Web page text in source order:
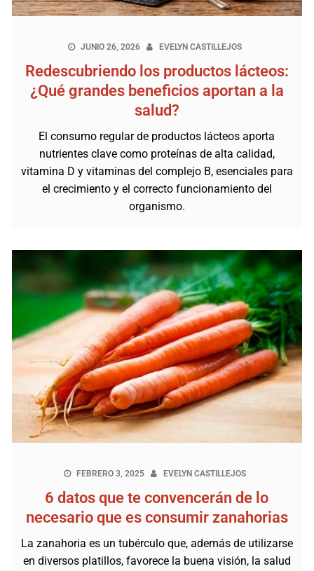
JUNIO 26, 2026 EVELYN CASTILLEJOS
Redescubriendo los productos lácteos:
¿Qué grandes beneficios aportan a la
salud?
El consumo regular de productos lácteos aporta
nutrientes clave como proteínas de alta calidad,
vitamina D y vitaminas del complejo B, esenciales para
el crecimiento y el correcto funcionamiento del
organismo.
FEBRERO 3, 2025 EVELYN CASTILLEJOS
6 datos que te convencerán de lo
necesario que es consumir zanahorias
La zanahoria es un tubérculo que, además de utilizarse
en diversos platillos, favorece la buena visión, la salud